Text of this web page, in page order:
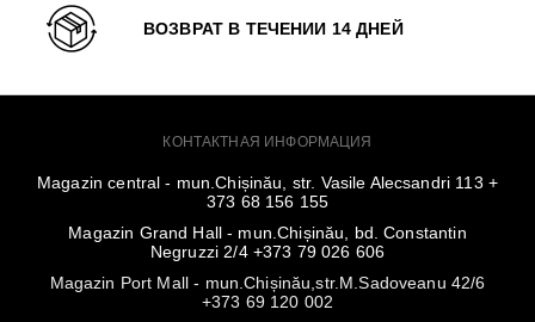
ВОЗВРАТ В ТЕЧЕНИИ 14 ДНЕЙ
КОНТАКТНАЯ ИНФОРМАЦИЯ
Magazin central - mun.Chișinău, str. Vasile Alecsandri 113 +
373 68 156 155
Magazin Grand Hall - mun.Chișinău, bd. Constantin
Negruzzi 2/4 +373 79 026 606
Magazin Port Mall - mun.Chișinău,str.M.Sadoveanu 42/6
+373 69 120 002